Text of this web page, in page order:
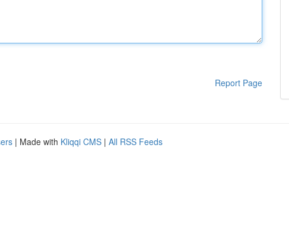
Report Page
| Made with Kliqqi CMS | All RSS Feeds